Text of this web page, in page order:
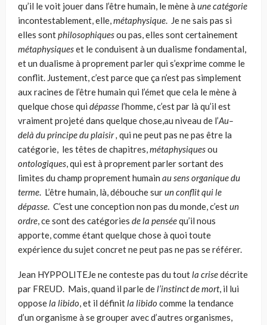
qu’il le voit jouer dans l’être humain, le mène à une catégorie
incontestablement, elle,métaphysique. Je ne sais pas si
elles sontphilosophiquesou pas, elles sont certainement
méta­physiqueset le conduisent à un dualisme fondamental,
et un dualisme à pro­prement parler qui s’exprime comme le
conflit. Justement, c’est parce que ça n’est pas simplement
aux racines de l’être humain qui l’émet que cela le mène à
quelque chose qui dépasse l’homme, c’est par là qu’il est
vraiment projeté dans quelque chose,au niveau de l’Au–
delà duprincipe du plaisir , qui ne peut pas ne pas être la
catégorie, les têtes de chapitres,métaphysiquesou
ontologiques, qui est à proprement parler sortant des
limites du champ proprement humain au sens organique du
terme. L’être humain, là, débouche surun conflit qui le
dépasse. C’est une conception non pas du monde, c’estun
ordre, ce sont des catégories de la penséequ’il nous
apporte, comme étant quelque chose à quoi toute
expérience du sujet concret ne peut pas ne pas se référer.
Jean HYPPOLITEJe ne conteste pas du toutla crisedécrite
par FREUD. Mais, quand il parle del’instinct de mort, il lui
opposela libido, et il définitla libido comme la tendance
d’un organisme à se grouper avec d’autres organismes,